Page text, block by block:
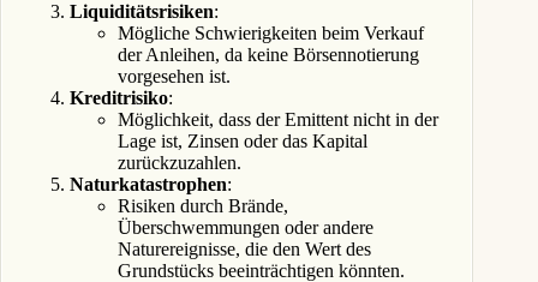
Liquiditätsrisiken:
Mögliche Schwierigkeiten beim Verkauf
der Anleihen, da keine Börsennotierung
vorgesehen ist.
Kreditrisiko:
Möglichkeit, dass der Emittent nicht in der
Lage ist, Zinsen oder das Kapital
zurückzuzahlen.
Naturkatastrophen:
Risiken durch Brände,
Überschwemmungen oder andere
Naturereignisse, die den Wert des
Grundstücks beeinträchtigen könnten.